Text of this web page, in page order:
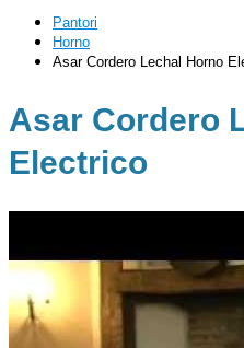
Pantori
Horno
Asar Cordero Lechal Horno
Asar Cordero
Electrico